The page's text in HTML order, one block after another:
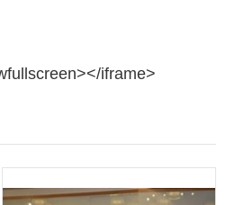
iframe>